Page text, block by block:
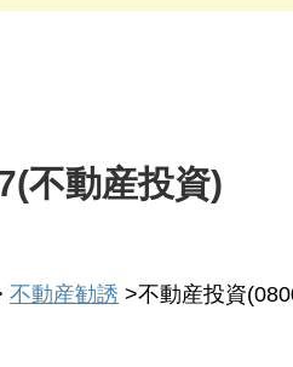
不動産投資)
不動産勧誘 >不動産投資